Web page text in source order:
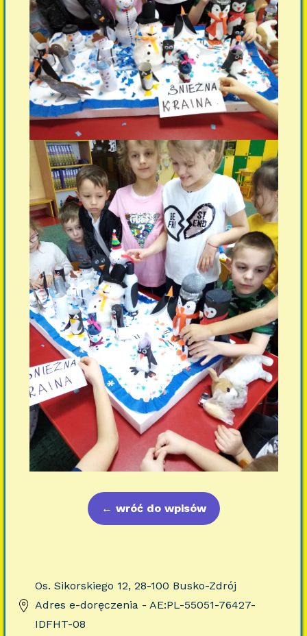
← wróć do wpisów
Os. Sikorskiego 12, 28-100 Busko-Zdrój
Adres e-doręczenia - AE:PL-55051-76427-
IDFHT-08